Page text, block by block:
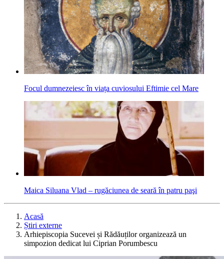
Focul dumnezeiesc în viața cuviosului Eftimie cel Mare
Maica Siluana Vlad – rugăciunea de seară în patru paşi
Acasă
Știri externe
Arhiepiscopia Sucevei și Rădăuților organizează un
simpozion dedicat lui Ciprian Porumbescu